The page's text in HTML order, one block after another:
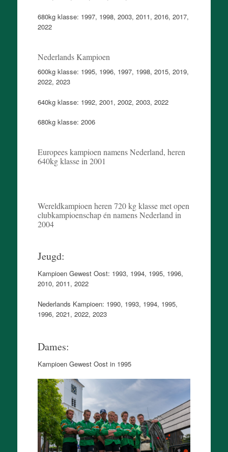
680kg klasse: 1997, 1998, 2003, 2011, 2016, 2017,
2022
Nederlands Kampioen
600kg klasse: 1995, 1996, 1997, 1998, 2015, 2019,
2022, 2023
640kg klasse: 1992, 2001, 2002, 2003, 2022
680kg klasse: 2006
Europees kampioen namens Nederland, heren
640kg klasse in 2001
Wereldkampioen heren 720 kg klasse met open
clubkampioenschap én namens Nederland in
2004
Jeugd:
Kampioen Gewest Oost: 1993, 1994, 1995, 1996,
2010, 2011, 2022
Nederlands Kampioen: 1990, 1993, 1994, 1995,
1996, 2021, 2022, 2023
Dames:
Kampioen Gewest Oost in 1995